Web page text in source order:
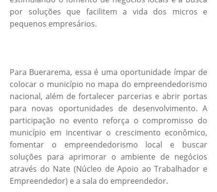
por soluções que facilitem a vida dos micros e
pequenos empresários.
Para Buerarema, essa é uma oportunidade ímpar de
colocar o município no mapa do empreendedorismo
nacional, além de fortalecer parcerias e abrir portas
para novas oportunidades de desenvolvimento. A
participação no evento reforça o compromisso do
município em incentivar o crescimento econômico,
fomentar o empreendedorismo local e buscar
soluções para aprimorar o ambiente de negócios
através do Nate (Núcleo de Apoio ao Trabalhador e
Empreendedor) e a sala do empreendedor.